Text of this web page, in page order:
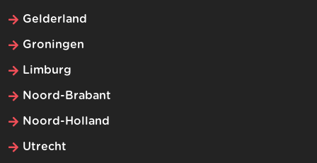
Gelderland
Groningen
Limburg
Noord-Brabant
Noord-Holland
Utrecht